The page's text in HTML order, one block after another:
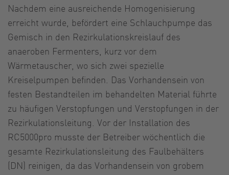
Nachdem eine ausreichende Homogenisierung
erreicht wurde, befördert eine Schlauchpumpe das
Gemisch in den Rezirkulationskreislauf des
anaeroben Fermenters, kurz vor dem
Wärmetauscher, wo sich zwei spezielle
Kreiselpumpen befinden. Das Vorhandensein von
festen Bestandteilen im behandelten Material führte
zu häufigen Verstopfungen und Verstopfungen in der
Rezirkulationsleitung. Vor der Installation des
RC5000pro musste der Betreiber wöchentlich die
gesamte Rezirkulationsleitung des Faulbehälters
(DN) reinigen, da das Vorhandensein von grobem